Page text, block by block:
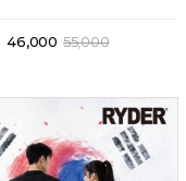
46,000 55,000